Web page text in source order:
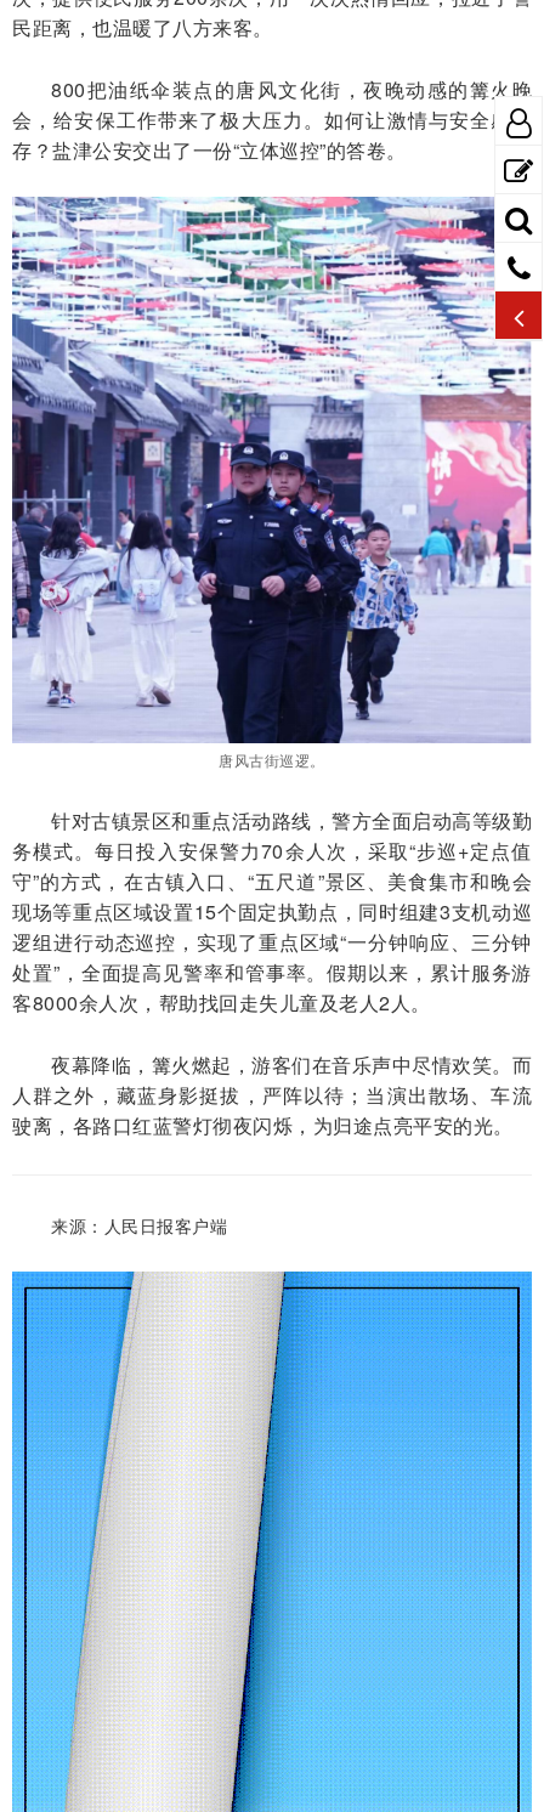
民距离，也温暖了八方来客。
800把油纸伞装点的唐风文化街，夜晚动感的篝火晚
会，给安保工作带来了极大压力。如何让激情与安全感并
存？盐津公安交出了一份“立体巡控”的答卷。
唐风古街巡逻。
针对古镇景区和重点活动路线，警方全面启动高等级勤
务模式。每日投入安保警力70余人次，采取“步巡+定点值
守”的方式，在古镇入口、“五尺道”景区、美食集市和晚会
现场等重点区域设置15个固定执勤点，同时组建3支机动巡
逻组进行动态巡控，实现了重点区域“一分钟响应、三分钟
处置”，全面提高见警率和管事率。假期以来，累计服务游
客8000余人次，帮助找回走失儿童及老人2人。
夜幕降临，篝火燃起，游客们在音乐声中尽情欢笑。而
人群之外，藏蓝身影挺拔，严阵以待；当演出散场、车流
驶离，各路口红蓝警灯彻夜闪烁，为归途点亮平安的光。
来源：人民日报客户端